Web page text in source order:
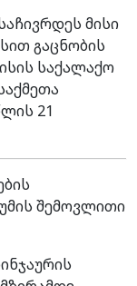
მისი
გაცნობის
საქალაქო
21
შემოვლითი